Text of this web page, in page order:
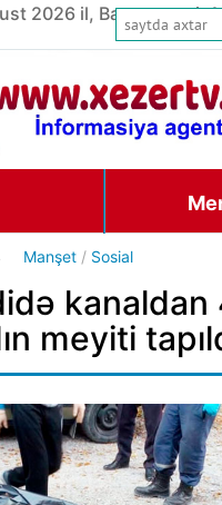
2026 il, Bazar ertəsi,
Manşet / Sosial
kanaldan
meyiti